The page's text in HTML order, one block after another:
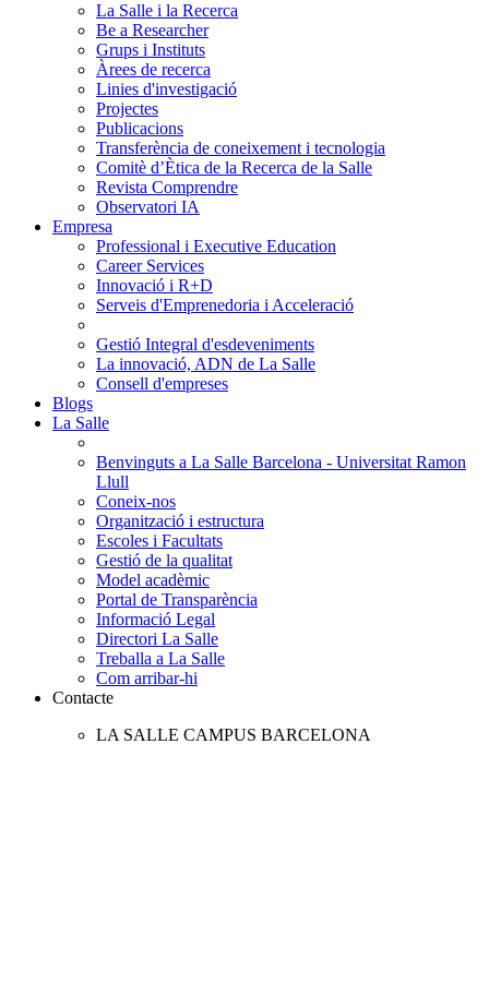
La Salle i la Recerca
Be a Researcher
Grups i Instituts
Àrees de recerca
Linies d'investigació
Projectes
Publicacions
Transferència de coneixement i tecnologia
Comitè d’Ètica de la Recerca de la Salle
Revista Comprendre
Observatori IA
Empresa
Professional i Executive Education
Career Services
Innovació i R+D
Serveis d'Emprenedoria i Acceleració
Gestió Integral d'esdeveniments
La innovació, ADN de La Salle
Consell d'empreses
Blogs
La Salle
Benvinguts a La Salle Barcelona - Universitat Ramon
Llull
Coneix-nos
Organització i estructura
Escoles i Facultats
Gestió de la qualitat
Model acadèmic
Portal de Transparència
Informació Legal
Directori La Salle
Treballa a La Salle
Com arribar-hi
Contacte
LA SALLE CAMPUS BARCELONA